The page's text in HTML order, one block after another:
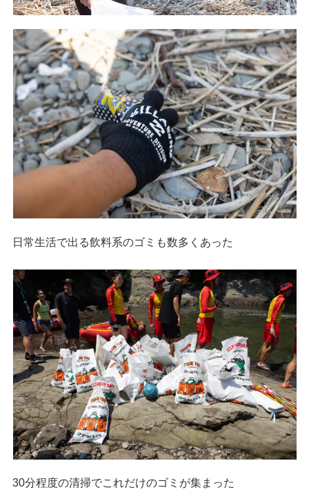
日常生活で出る飲料系のゴミも数多くあった
30分程度の清掃でこれだけのゴミが集まった